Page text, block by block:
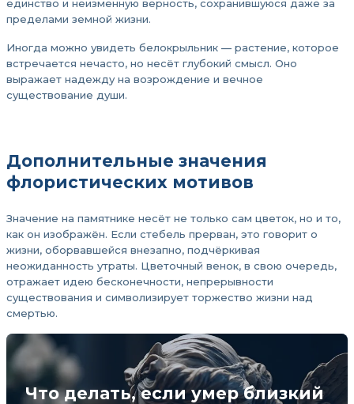
единство и неизменную верность, сохранившуюся даже за
пределами земной жизни.
Иногда можно увидеть белокрыльник — растение, которое
встречается нечасто, но несёт глубокий смысл. Оно
выражает надежду на возрождение и вечное
существование души.
Дополнительные значения
флористических мотивов
Значение на памятнике несёт не только сам цветок, но и то,
как он изображён. Если стебель прерван, это говорит о
жизни, оборвавшейся внезапно, подчёркивая
неожиданность утраты. Цветочный венок, в свою очередь,
отражает идею бесконечности, непрерывности
существования и символизирует торжество жизни над
смертью.
Что делать, если умер близкий